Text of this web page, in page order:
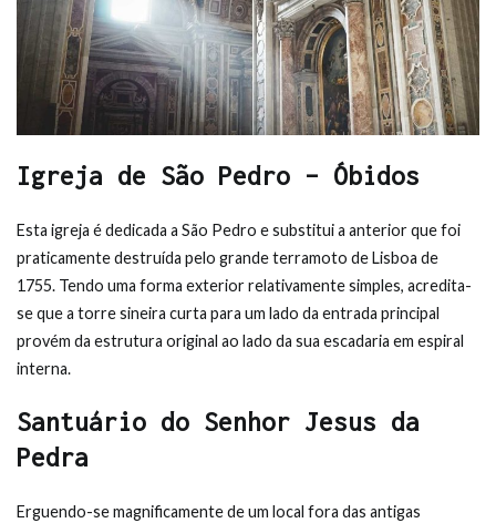
Igreja de São Pedro – Óbidos
Esta igreja é dedicada a São Pedro e substitui a anterior que foi
praticamente destruída pelo grande terramoto de Lisboa de
1755. Tendo uma forma exterior relativamente simples, acredita-
se que a torre sineira curta para um lado da entrada principal
provém da estrutura original ao lado da sua escadaria em espiral
interna.
Santuário do Senhor Jesus da
Pedra
Erguendo-se magnificamente de um local fora das antigas